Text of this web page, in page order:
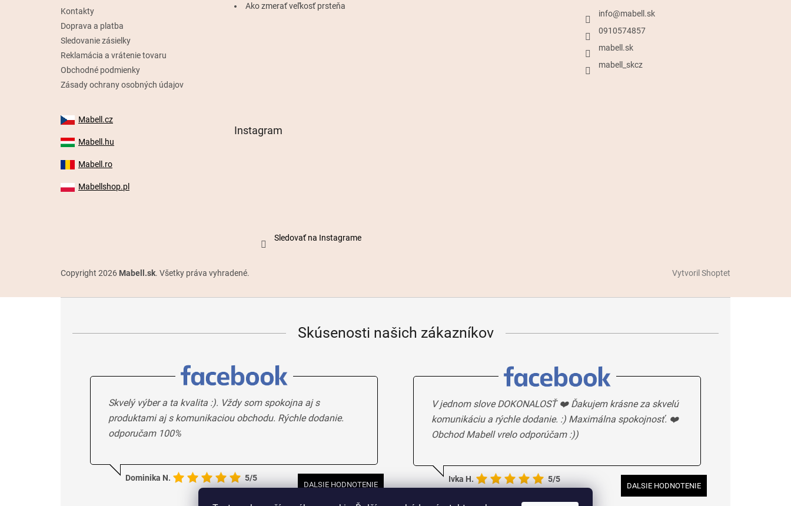
Kontakty
Doprava a platba
Sledovanie zásielky
Reklamácia a vrátenie tovaru
Obchodné podmienky
Zásady ochrany osobných údajov
Ako zmerať veľkosť prsteňa
info@mabell.sk
0910574857
mabell.sk
mabell_skcz
Mabell.cz
Mabell.hu
Mabell.ro
Mabellshop.pl
Instagram
Sledovať na Instagrame
Vytvoril Shoptet
Copyright 2026 Mabell.sk. Všetky práva vyhradené.
Skúsenosti našich zákazníkov
Skvelý výber a ta kvalita :). Vždy som spokojna aj s
produktami aj s komunikaciou obchodu. Rýchle dodanie.
odporučam 100%
Dominika N. 5/5
DALSIE HODNOTENIE
V jednom slove DOKONALOSŤ ❤️ Ďakujem krásne za skvelú
komunikáciu a rýchle dodanie. :) Maximálna spokojnosť. ❤️
Obchod Mabell vrelo odporúčam :))
Ivka H. 5/5
DALSIE HODNOTENIE